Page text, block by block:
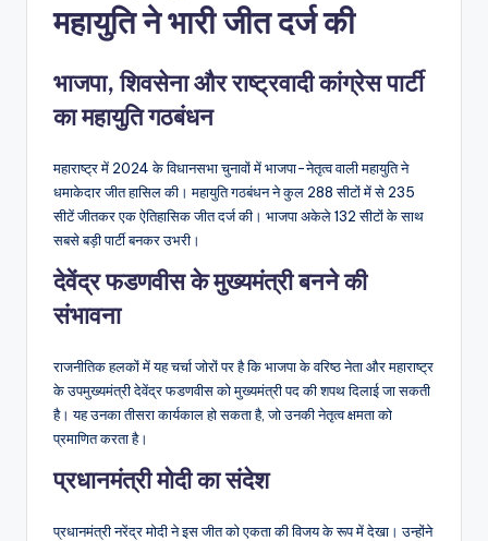
महायुति ने भारी जीत दर्ज की
भाजपा, शिवसेना और राष्ट्रवादी कांग्रेस पार्टी
का महायुति गठबंधन
महाराष्ट्र में 2024 के विधानसभा चुनावों में भाजपा-नेतृत्व वाली महायुति ने
धमाकेदार जीत हासिल की। महायुति गठबंधन ने कुल 288 सीटों में से 235
सीटें जीतकर एक ऐतिहासिक जीत दर्ज की। भाजपा अकेले 132 सीटों के साथ
सबसे बड़ी पार्टी बनकर उभरी।
देवेंद्र फडणवीस के मुख्यमंत्री बनने की
संभावना
राजनीतिक हलकों में यह चर्चा जोरों पर है कि भाजपा के वरिष्ठ नेता और महाराष्ट्र
के उपमुख्यमंत्री देवेंद्र फडणवीस को मुख्यमंत्री पद की शपथ दिलाई जा सकती
है। यह उनका तीसरा कार्यकाल हो सकता है, जो उनकी नेतृत्व क्षमता को
प्रमाणित करता है।
प्रधानमंत्री मोदी का संदेश
प्रधानमंत्री नरेंद्र मोदी ने इस जीत को एकता की विजय के रूप में देखा। उन्होंने